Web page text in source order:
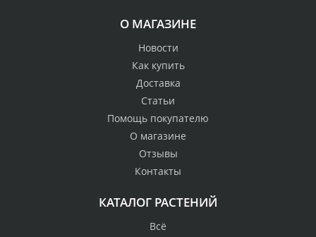
О МАГАЗИНЕ
Новости
Как купить
Доставка
Статьи
Помощь покупателю
О магазине
Отзывы
Контакты
КАТАЛОГ РАСТЕНИЙ
Всё